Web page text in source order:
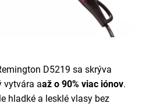
D5219 sa skrýva
vytvára aaž o 90% viac iónov.
hladké a lesklé vlasy bez